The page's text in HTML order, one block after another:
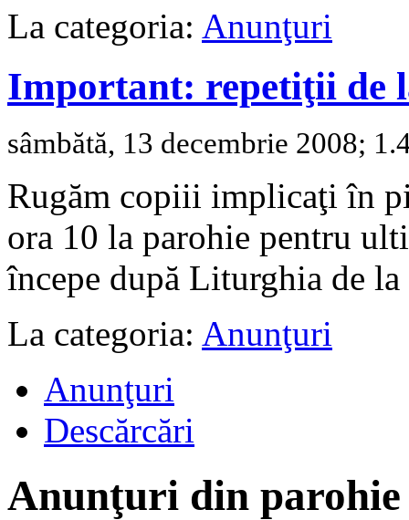
La categoria: Anunţuri
Important: repetiţii de
sâmbătă, 13 decembrie 2008;
Rugăm copiii implicaţi în
ora 10 la parohie pentru
începe după Liturghia de
La categoria: Anunţuri
Anunţuri
Descărcări
Anunţuri din parohie